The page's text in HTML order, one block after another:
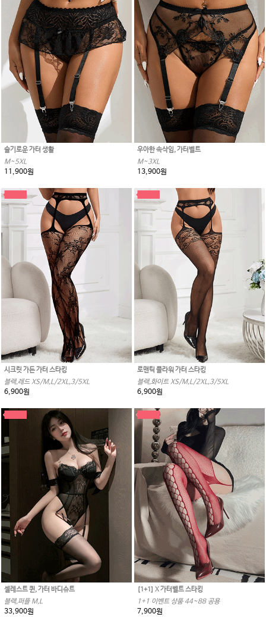
슬기로운 가터 생활
M~5XL
11,900원
우아한 속삭임, 가터벨트
M~3XL
13,900원
시크릿 가든 가터 스타킹
블랙,레드 XS/M,L/2XL,3/5XL
6,900원
로맨틱 플라워 가터 스타킹
블랙,화이트 XS/M,L/2XL,3/5XL
6,900원
셀레스트 퀸, 가터 바디슈트
블랙,퍼플 M,L
33,900원
[1+1] X 가터벨트 스타킹
1+1 이벤트 상품 44~88 공용
7,900원